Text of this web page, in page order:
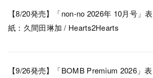
【8/20発売】「non-no 2026年 10月号」表
紙：久間田琳加 / Hearts2Hearts
【9/26発売】「BOMB Premium 2026」表